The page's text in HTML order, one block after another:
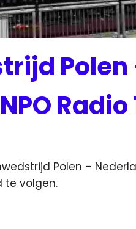
Radio
Polen –
te volgen.